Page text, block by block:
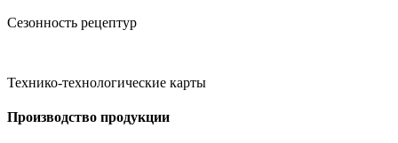
Сезонность рецептур
Технико-технологические карты
Производство продукции